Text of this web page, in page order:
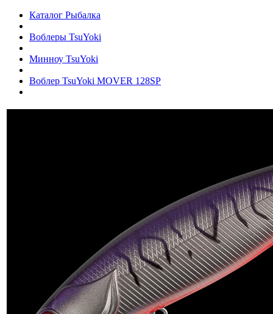
Каталог Рыбалка
Воблеры TsuYoki
Минноу TsuYoki
Воблер TsuYoki MOVER 128SP